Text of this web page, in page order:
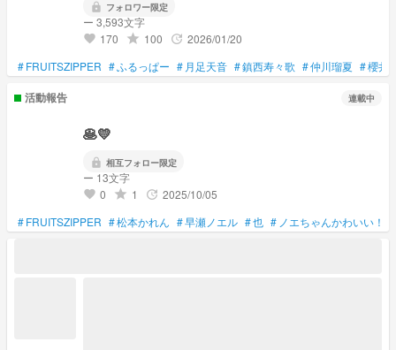
lock フォロワー限定
ー 3,593文字
favorite 170 grade 100 update 2026/01/20
#FRUITSZIPPER #ふるっぱー # 月足天音 #鎮西寿々歌 #仲川瑠夏 #櫻井
活動報告 連載中
🥞💛
lock 相互フォロー限定
ー 13文字
favorite 0 grade 1 update 2025/10/05
#FRUITSZIPPER #松本かれん #早瀬ノエル #也 # ノエちゃんかわいい！！